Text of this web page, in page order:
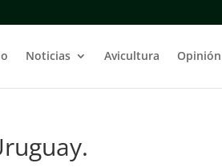
Noticias Avicultura Opinión